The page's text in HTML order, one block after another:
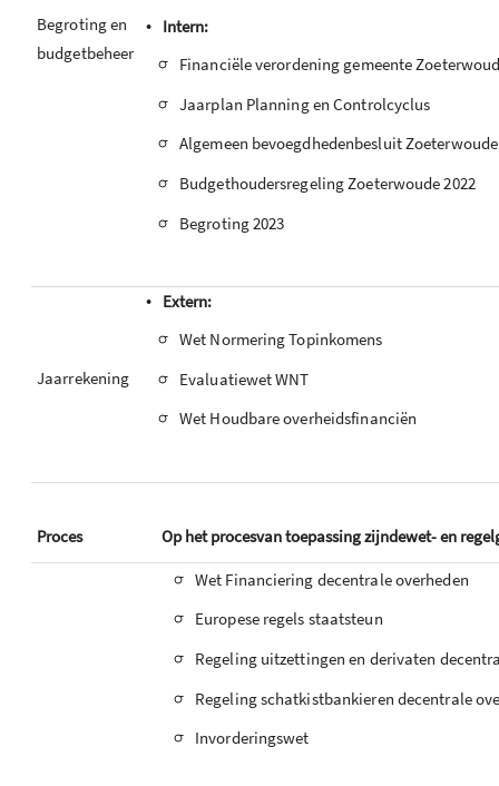
Begroting en
budgetbeheer
• Intern:
- Financiële verordening gemeente
- Jaarplan Planning en Controlcyclus
- Algemeen bevoegdhedenbesluit Zoeterwoude
- Budgethoudersregeling Zoeterwoude 2022
- Begroting 2023
Jaarrekening
• Extern:
- Wet Normering Topinkomens
- Evaluatiewet WNT
- Wet Houdbare overheidsfinanciën
Proces Op het procesvan toepassing zijndewet- en
- Wet Financiering decentrale overheden
- Europese regels staatsteun
- Regeling uitzettingen en derivaten
- Regeling schatkistbankieren decentrale
- Invorderingswet